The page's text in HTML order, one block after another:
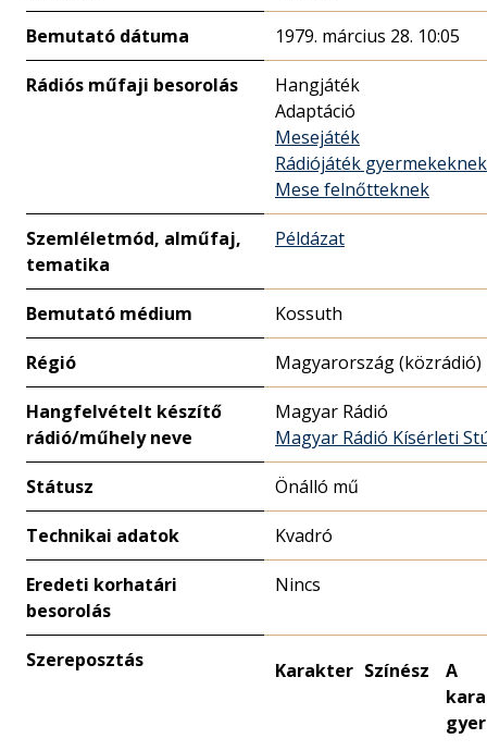
Bemutató dátuma 1979. március 28. 10:05
Rádiós műfaji besorolás
Hangjáték
Adaptáció
Mesejáték
Rádiójáték gyermekeknek
Mese felnőtteknek
Szemléletmód, alműfaj,
tematika
Példázat
Bemutató médium Kossuth
Régió Magyarország (közrádió)
Hangfelvételt készítő
rádió/műhely neve
Magyar Rádió
Magyar Rádió Kísérleti
Státusz Önálló mű
Technikai adatok Kvadró
Eredeti korhatári
besorolás
Nincs
Szereposztás Karakter Színész
A